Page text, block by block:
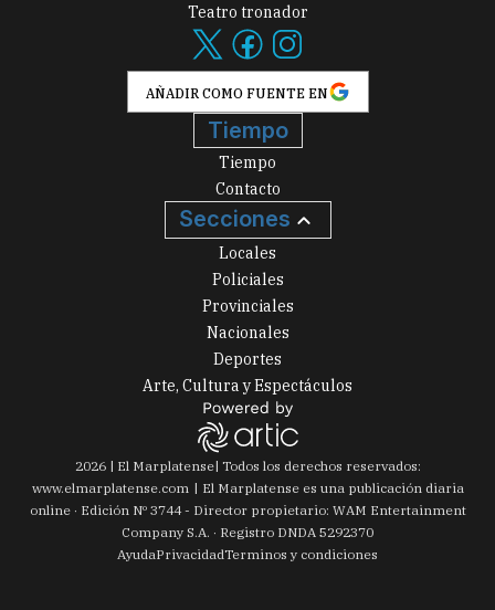
Teatro tronador
AÑADIR COMO FUENTE EN
Tiempo
Tiempo
Contacto
Secciones
Locales
Policiales
Provinciales
Nacionales
Deportes
Arte, Cultura y Espectáculos
2026| El Marplatense| Todos los derechos reservados:
www.elmarplatense.com
El Marplatense es una publicación diaria
online · Edición Nº 3744- Director propietario: WAM Entertainment
Company S.A. · Registro DNDA 5292370
AyudaPrivacidadTerminos y condiciones